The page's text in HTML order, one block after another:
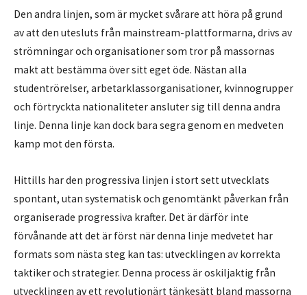
Den andra linjen, som är mycket svårare att höra på grund
av att den utesluts från mainstream-plattformarna, drivs av
strömningar och organisationer som tror på massornas
makt att bestämma över sitt eget öde. Nästan alla
studentrörelser, arbetarklassorganisationer, kvinnogrupper
och förtryckta nationaliteter ansluter sig till denna andra
linje. Denna linje kan dock bara segra genom en medveten
kamp mot den första.
Hittills har den progressiva linjen i stort sett utvecklats
spontant, utan systematisk och genomtänkt påverkan från
organiserade progressiva krafter. Det är därför inte
förvånande att det är först när denna linje medvetet har
formats som nästa steg kan tas: utvecklingen av korrekta
taktiker och strategier. Denna process är oskiljaktig från
utvecklingen av ett revolutionärt tänkesätt bland massorna